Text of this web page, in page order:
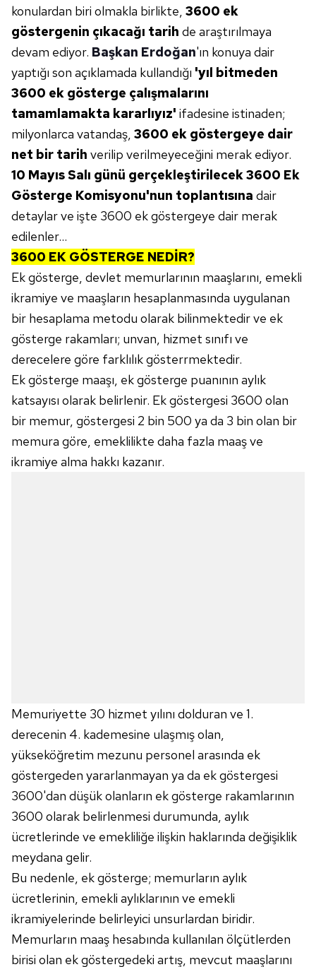
konulardan biri olmakla birlikte, 3600 ek
göstergenin çıkacağı tarih de araştırılmaya
devam ediyor. Başkan Erdoğan'ın konuya dair
yaptığı son açıklamada kullandığı 'yıl bitmeden
3600 ek gösterge çalışmalarını
tamamlamakta kararlıyız' ifadesine istinaden;
milyonlarca vatandaş, 3600 ek göstergeye dair
net bir tarih verilip verilmeyeceğini merak ediyor.
10 Mayıs Salı günü gerçekleştirilecek 3600 Ek
Gösterge Komisyonu'nun toplantısına dair
detaylar ve işte 3600 ek göstergeye dair merak
edilenler...
3600 EK GÖSTERGE NEDİR?
Ek gösterge, devlet memurlarının maaşlarını, emekli
ikramiye ve maaşların hesaplanmasında uygulanan
bir hesaplama metodu olarak bilinmektedir ve ek
gösterge rakamları; unvan, hizmet sınıfı ve
derecelere göre farklılık gösterrmektedir.
Ek gösterge maaşı, ek gösterge puanının aylık
katsayısı olarak belirlenir. Ek göstergesi 3600 olan
bir memur, göstergesi 2 bin 500 ya da 3 bin olan bir
memura göre, emeklilikte daha fazla maaş ve
ikramiye alma hakkı kazanır.
Memuriyette 30 hizmet yılını dolduran ve 1.
derecenin 4. kademesine ulaşmış olan,
yükseköğretim mezunu personel arasında ek
göstergeden yararlanmayan ya da ek göstergesi
3600'dan düşük olanların ek gösterge rakamlarının
3600 olarak belirlenmesi durumunda, aylık
ücretlerinde ve emekliliğe ilişkin haklarında değişiklik
meydana gelir.
Bu nedenle, ek gösterge; memurların aylık
ücretlerinin, emekli aylıklarının ve emekli
ikramiyelerinde belirleyici unsurlardan biridir.
Memurların maaş hesabında kullanılan ölçütlerden
birisi olan ek göstergedeki artış, mevcut maaşlarını